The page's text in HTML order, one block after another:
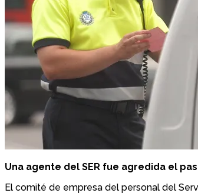
Una agente del SER fue agredida el
El comité de empresa del personal del